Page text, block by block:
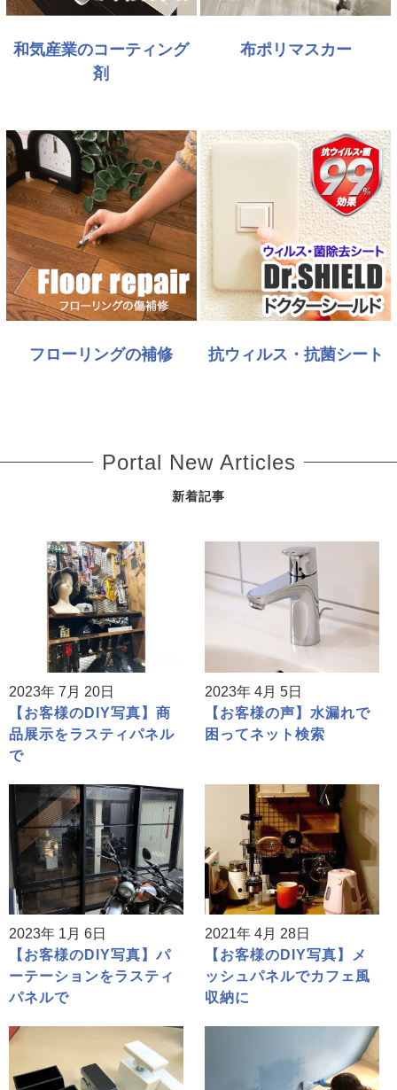
和気産業のコーティング
剤
布ポリマスカー
フローリングの補修 抗ウィルス・抗菌シート
Portal New Articles
新着記事
2023年 7月 20日
【お客様のDIY写真】商
品展示をラスティパネル
で
2023年 4月 5日
【お客様の声】水漏れで
困ってネット検索
2023年 1月 6日
【お客様のDIY写真】パ
ーテーションをラスティ
パネルで
2021年 4月 28日
【お客様のDIY写真】メ
ッシュパネルでカフェ風
収納に